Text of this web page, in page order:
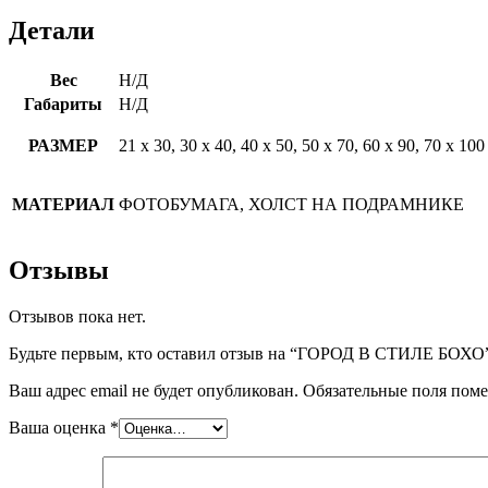
Детали
Вес
Н/Д
Габариты
Н/Д
РАЗМЕР 21 х 30, 30 х 40, 40 х 50, 50 х 70, 60 х 90, 70 х 100
МАТЕРИАЛ ФОТОБУМАГА, ХОЛСТ НА ПОДРАМНИКЕ
Отзывы
Отзывов пока нет.
Будьте первым, кто оставил отзыв на “ГОРОД В СТИЛЕ
Ваш адрес email не будет опубликован. Обязательные поля
Ваша оценка *